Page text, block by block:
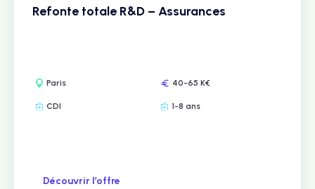
Refonte totale R&D – Assurances
Paris 40-65 K€
CDI 1-8 ans
Découvrir l’offre